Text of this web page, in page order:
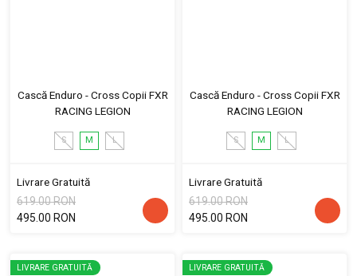
Cască Enduro - Cross Copii FXR
RACING LEGION
S M L
Livrare Gratuită
619.00 RON
495.00 RON
Cască Enduro - Cross Copii FXR
RACING LEGION
S M L
Livrare Gratuită
619.00 RON
495.00 RON
LIVRARE GRATUITĂ
LIVRARE GRATUITĂ